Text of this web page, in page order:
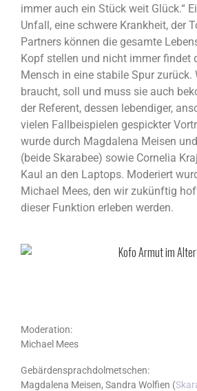
immer auch ein Stück weit Glück.“
Unfall, eine schwere Krankheit, der
Partners können die gesamte
Kopf stellen und nicht immer findet
Mensch in eine stabile Spur zurück.
braucht, soll und muss sie auch
der Referent, dessen lebendiger,
vielen Fallbeispielen gespickter
wurde durch Magdalena Meisen
(beide Skarabee) sowie Cornelia
Kaul an den Laptops. Moderiert
Michael Mees, den wir zukünftig
dieser Funktion erleben werden.
Moderation:
Michael Mees
Gebärdensprachdolmetschen:
Magdalena Meisen, Sandra Wolfien (